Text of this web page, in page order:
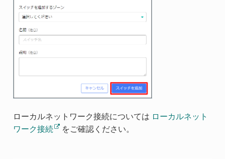
ローカルネットワーク接続については ローカルネット
ワーク接続
をご確認ください。